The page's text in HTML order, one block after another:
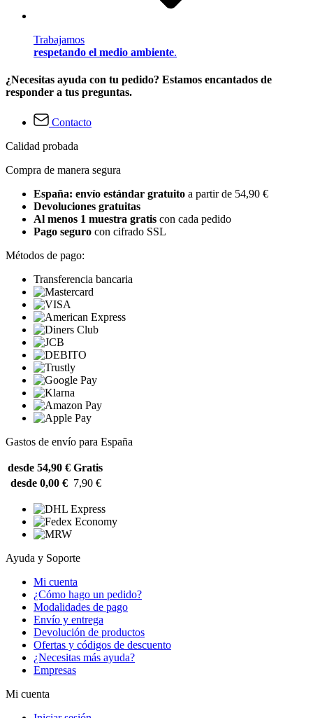
Trabajamos
respetando el medio ambiente.
¿Necesitas ayuda con tu pedido? Estamos encantados de
responder a tus preguntas.
Contacto
Calidad probada
Compra de manera segura
España: envío estándar gratuito a partir de 54,90 €
Devoluciones gratuitas
Al menos 1 muestra gratis con cada pedido
Pago seguro con cifrado SSL
Métodos de pago:
Transferencia bancaria
Gastos de envío para España
desde 54,90 € Gratis
desde 0,00 € 7,90 €
Ayuda y Soporte
Mi cuenta
¿Cómo hago un pedido?
Modalidades de pago
Envío y entrega
Devolución de productos
Ofertas y códigos de descuento
¿Necesitas más ayuda?
Empresas
Mi cuenta